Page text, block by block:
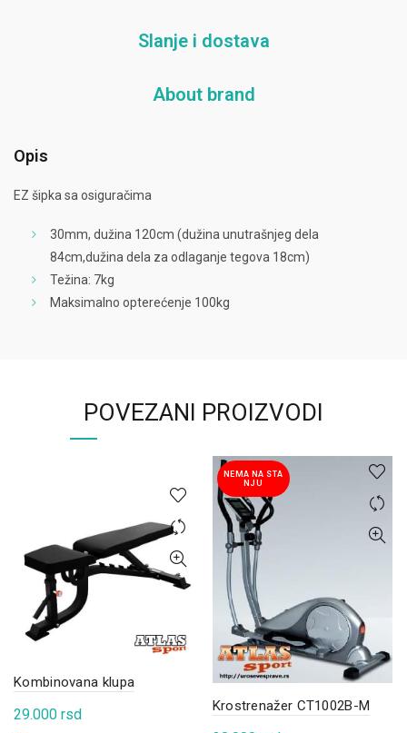
Slanje i dostava
About brand
Opis
EZ šipka sa osiguračima
30mm, dužina 120cm (dužina unutrašnjeg dela
84cm,dužina dela za odlaganje tegova 18cm)
Težina: 7kg
Maksimalno opterećenje 100kg
POVEZANI PROIZVODI
Kombinovana klupa
29.000 rsd
NEMA NA STA
NJU
Krostrenažer CT1002B-M